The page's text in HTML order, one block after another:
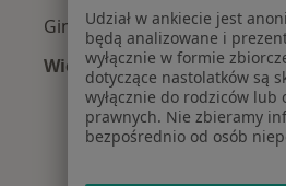
Ginekolodzy z Compensa w
Więcej (6)
Więcej w kategorii:
Udział w ankiecie jest
będą analizowane i
wyłącznie w formie
dotyczące nastolatków są
wyłącznie do rodziców lub
prawnych. Nie zbieramy
bezpośrednio od osób